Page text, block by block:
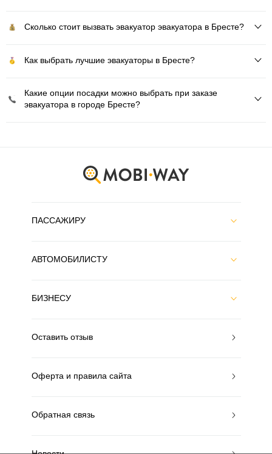
Сколько стоит вызвать эвакуатор эвакуатора в Бресте?
Как выбрать лучшие эвакуаторы в Бресте?
Какие опции посадки можно выбрать при заказе
эвакуатора в городе Бресте?
ПАССАЖИРУ
АВТОМОБИЛИСТУ
БИЗНЕСУ
Оставить отзыв
Оферта и правила сайта
Обратная связь